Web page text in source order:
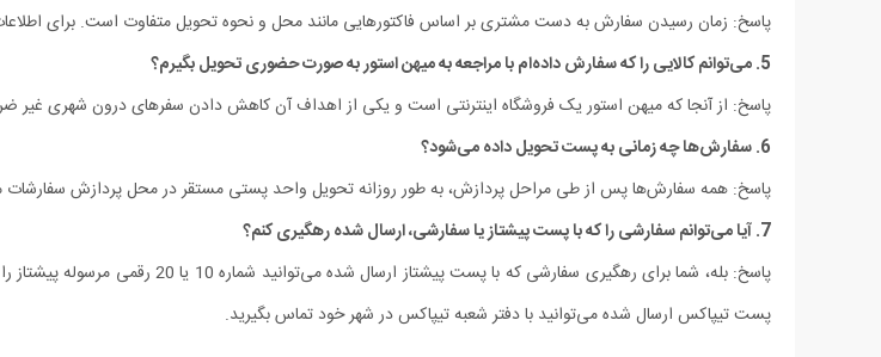
پاسخ: زمان رسیدن سفارش به دست مشتری بر اساس فاکتورهایی مانند محل و نحوه تحویل متفاوت است. برای
5. می‏‌توانم کالایی را که سفارش داده‌‏ام با مراجعه به میهن استور به صورت حضوری تحویل بگیرم؟
پاسخ: از آنجا که میهن استور یک فروشگاه اینترنتی است و یکی از اهداف آن کاهش دادن سفرهای درون شهری
6. سفارش‌ها چه زمانی به پست تحویل داده می‌شود؟
پاسخ: همه سفارش‌‏ها پس از طی مراحل پردازش، به طور روزانه تحویل واحد پستی مستقر در محل پردازش سفارشات
7. آیا می‏‌توانم سفارشی را که با پست پیشتاز یا سفارشی، ارسال شده رهگیری کنم؟
پست تیپاکس ارسال شده می‏‌توانید با دفتر شعبه تیپاکس در شهر خود تماس بگیرید.